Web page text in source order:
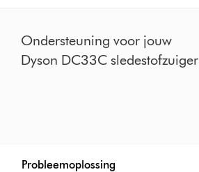
Ondersteuning voor jouw
Dyson DC33C sledestofzuiger
Probleemoplossing